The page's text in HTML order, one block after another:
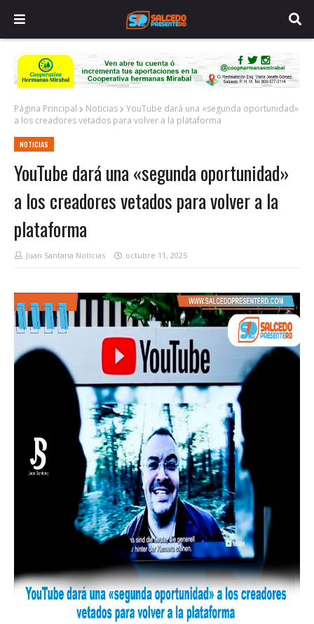
Página Principal Noticias
YouTube dará una «segunda oportunidad»
a los creadores vetados para volver a la plataforma
NOTICIAS
YouTube dará una «segunda oportunidad»
a los creadores vetados para volver a la
plataforma
Juan Santana Noticias octubre 11, 2025